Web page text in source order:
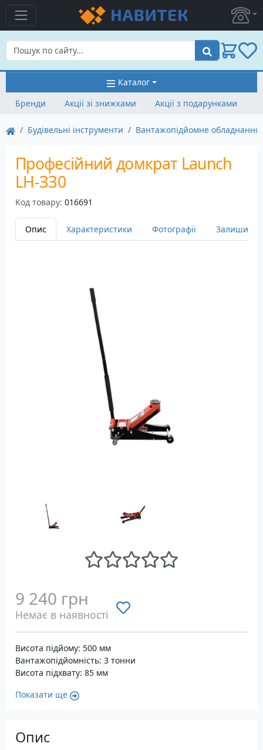
Пошук
Каталог
Бренди
Акції зі знижками Акції з подарунками
Будівельні інструменти Вантажопідйомне обладнання
Професійний домкрат Launch
LH-ЗЗ0
Код товару: 016691
Опис Характеристики Фотографії Залишити
9 240 грн
Немає в наявності
Висота підйому: 500 мм
Вантажопідйомність: 3 тонни
Висота підхвату: 85 мм
Показати ще
Опис